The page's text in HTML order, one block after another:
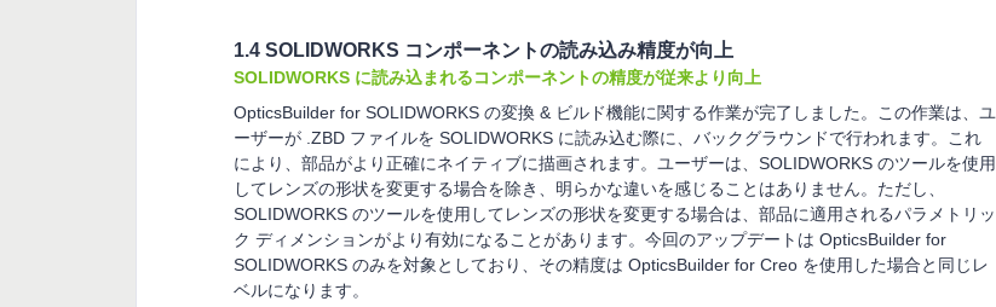
1.4 SOLIDWORKS コンポーネントの読み込み精度が向上
SOLIDWORKS に読み込まれるコンポーネントの精度が従来より向上
OpticsBuilder for SOLIDWORKS の変換 & ビルド機能に関する作業が完了しました。この作業は、ユ
ーザーが .ZBD ファイルを SOLIDWORKS に読み込む際に、バックグラウンドで行われます。これ
により、部品がより正確にネイティブに描画されます。ユーザーは、SOLIDWORKS のツールを使用
してレンズの形状を変更する場合を除き、明らかな違いを感じることはありません。ただし、
SOLIDWORKS のツールを使用してレンズの形状を変更する場合は、部品に適用されるパラメトリッ
ク ディメンションがより有効になることがあります。今回のアップデートは OpticsBuilder for
SOLIDWORKS のみを対象としており、その精度は OpticsBuilder for Creo を使用した場合と同じレ
ベルになります。